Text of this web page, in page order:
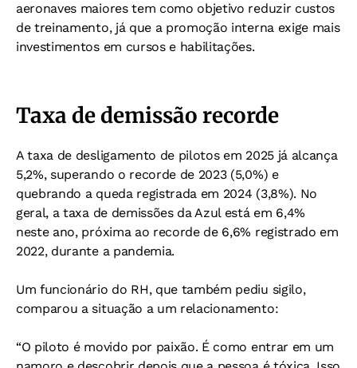
aeronaves maiores tem como objetivo reduzir custos
de treinamento, já que a promoção interna exige mais
investimentos em cursos e habilitações.
Taxa de demissão recorde
A taxa de desligamento de pilotos em 2025 já alcança
5,2%, superando o recorde de 2023 (5,0%) e
quebrando a queda registrada em 2024 (3,8%). No
geral, a taxa de demissões da Azul está em 6,4%
neste ano, próxima ao recorde de 6,6% registrado em
2022, durante a pandemia.
Um funcionário do RH, que também pediu sigilo,
comparou a situação a um relacionamento:
“O piloto é movido por paixão. É como entrar em um